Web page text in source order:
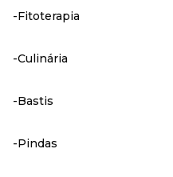
-Fitoterapia
-Culinária
-Bastis
-Pindas